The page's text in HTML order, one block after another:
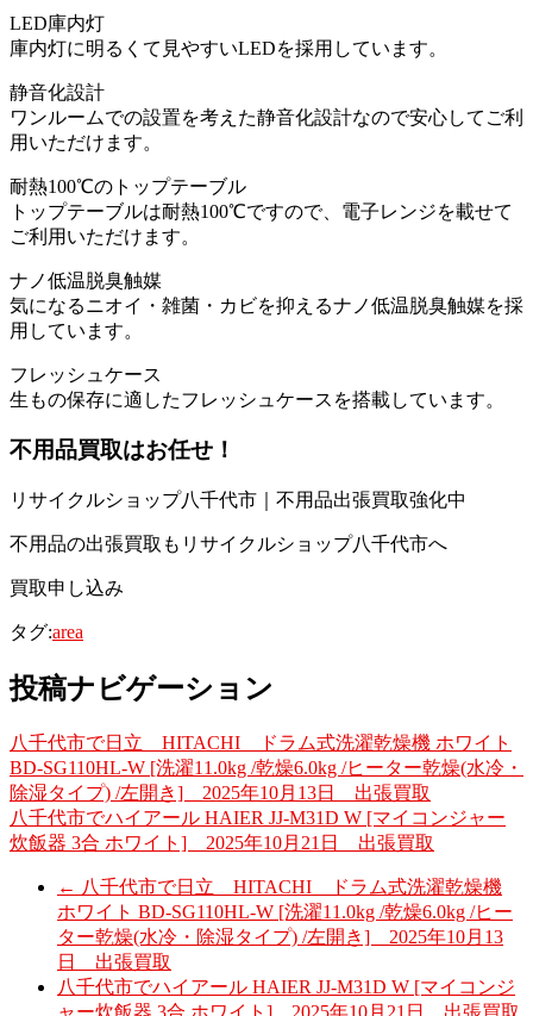
LED庫内灯
庫内灯に明るくて見やすいLEDを採用しています。
静音化設計
ワンルームでの設置を考えた静音化設計なので安心してご利
用いただけます。
耐熱100℃のトップテーブル
トップテーブルは耐熱100℃ですので、電子レンジを載せて
ご利用いただけます。
ナノ低温脱臭触媒
気になるニオイ・雑菌・カビを抑えるナノ低温脱臭触媒を採
用しています。
フレッシュケース
生もの保存に適したフレッシュケースを搭載しています。
不用品買取はお任せ！
リサイクルショップ八千代市｜不用品出張買取強化中
不用品の出張買取もリサイクルショップ八千代市へ
買取申し込み
タグ:area
投稿ナビゲーション
八千代市で日立 HITACHI ドラム式洗濯乾燥機 ホワイト
BD-SG110HL-W [洗濯11.0kg /乾燥6.0kg /ヒーター乾燥(水冷・
除湿タイプ) /左開き] 2025年10月13日 出張買取
八千代市でハイアール HAIER JJ-M31D W [マイコンジャー
炊飯器 3合 ホワイト] 2025年10月21日 出張買取
← 八千代市で日立 HITACHI ドラム式洗濯乾燥機
ホワイト BD-SG110HL-W [洗濯11.0kg /乾燥6.0kg /ヒー
ター乾燥(水冷・除湿タイプ) /左開き] 2025年10月13
日 出張買取
八千代市でハイアール HAIER JJ-M31D W [マイコンジ
ャー炊飯器 3合 ホワイト] 2025年10月21日 出張買取